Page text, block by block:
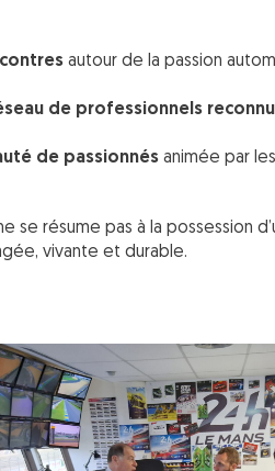
autour de la passion
de professionnels
de passionnésanimée par
se résume pas à la possession
vivante et durable.